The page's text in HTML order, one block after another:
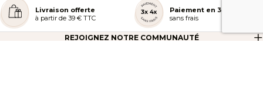
Livraison offerte
à partir de 39 € TTC
Paiement en 3 ou 4x
sans frais
REJOIGNEZ NOTRE COMMUNAUTÉ